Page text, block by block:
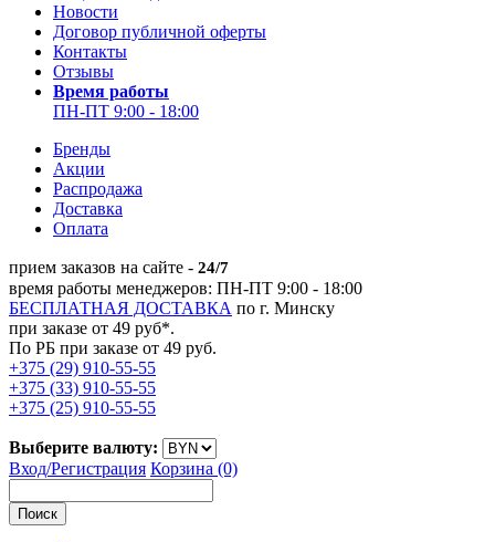
Новости
Договор публичной оферты
Контакты
Отзывы
Время работы
ПН-ПТ 9:00 - 18:00
Бренды
Акции
Распродажа
Доставка
Оплата
прием заказов на сайте - 24/7
время работы менеджеров: ПН-ПТ 9:00 - 18:00
БЕСПЛАТНАЯ ДОСТАВКА по г. Минску
при заказе от 49 руб*.
По РБ при заказе от 49 руб.
+375 (29) 910-55-55
+375 (33) 910-55-55
+375 (25) 910-55-55
Выберите валюту:
Вход/Регистрация Корзина (0)
Поиск